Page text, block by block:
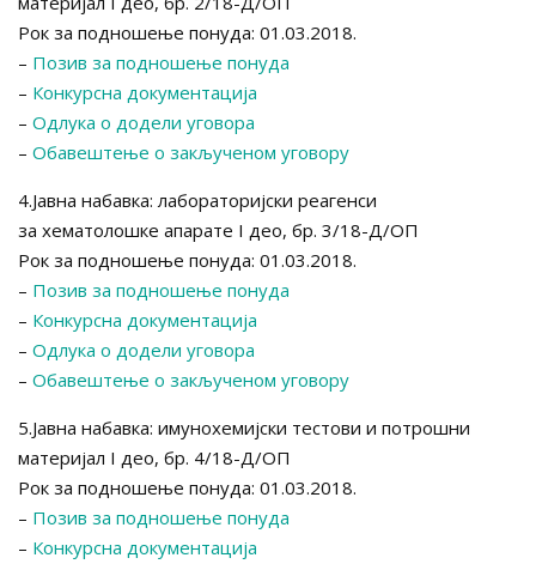
Рок за подношење понуда: 01.03.2018.
– Позив за подношење понуда
– Конкурсна документација
– Одлука о додели уговора
– Обавештење о закљученом уговору
4.Јавна набавка: лабораторијски реагенси
за хематолошке апарате I део, бр. 3/18-Д/ОП
Рок за подношење понуда: 01.03.2018.
– Позив за подношење понуда
– Конкурсна документација
– Одлука о додели уговора
– Обавештење о закљученом уговору
5.Јавна набавка: имунохемијски тестови и потрошни
материјал I део, бр. 4/18-Д/ОП
Рок за подношење понуда: 01.03.2018.
– Позив за подношење понуда
– Конкурсна документација